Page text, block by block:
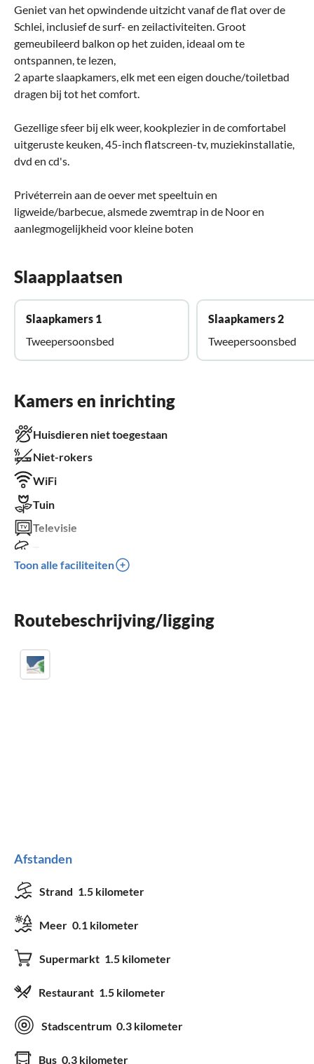
Geniet van het opwindende uitzicht vanaf de flat over de
Schlei, inclusief de surf- en zeilactiviteiten. Groot
gemeubileerd balkon op het zuiden, ideaal om te
ontspannen, te lezen,
2 aparte slaapkamers, elk met een eigen douche/toiletbad
dragen bij tot het comfort.
Gezellige sfeer bij elk weer, kookplezier in de comfortabel
uitgeruste keuken, 45-inch flatscreen-tv, muziekinstallatie,
dvd en cd's.
Privéterrein aan de oever met speeltuin en
ligweide/barbecue, alsmede zwemtrap in de Noor en
aanlegmogelijkheid voor kleine boten
Slaapplaatsen
Slaapkamers 1
Tweepersoonsbed
Slaapkamers 2
Tweepersoonsbed
Kamers en inrichting
Huisdieren niet toegestaan
Niet-rokers
WiFi
Tuin
Televisie
Vaatwasser
Balkon
Toon alle faciliteiten
Routebeschrijving/ligging
Afstanden
Strand 1.5 kilometer
Meer 0.1 kilometer
Supermarkt 1.5 kilometer
Restaurant 1.5 kilometer
Stadscentrum 0.3 kilometer
Bus 0.3 kilometer